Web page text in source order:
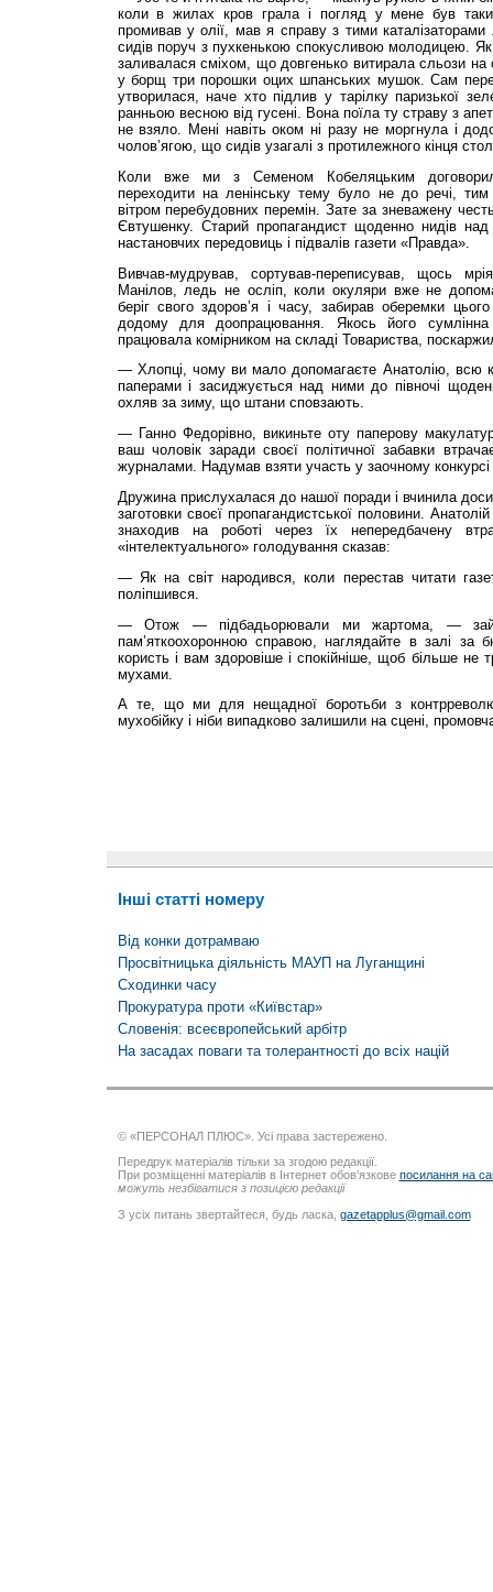
коли в жилах кров грала і погляд у мене був
промивав у олії, мав я справу з тими
сидів поруч з пухкенькою спокусливою молодицею. Як
заливалася сміхом, що довгенько витирала сльози на
у борщ три порошки оцих шпанських мушок. Сам
утворилася, наче хто підлив у тарілку паризької
ранньою весною від гусені. Вона поїла ту страву з
не взяло. Мені навіть оком ні разу не моргнула і
чолов’ягою, що сидів узагалі з протилеж­ного кінця
Коли вже ми з Семеном Кобеляцьким
переходити на ленінську тему було не до речі,
вітром перебудовних перемін. Зате за зневажену
Євтушенку. Старий пропагандист щоденно нидів над
настановчих передовиць і підвалів газети «Правда».
Вивчав-мудрував, сортував-переписував, щось
Манілов, ледь не осліп, коли окуляри вже не
беріг свого здоров’я і часу, забирав оберемки
додому для доопрацювання. Якось його
працювала комірником на складі Товариства,
— Хлопці, чому ви мало допомагаєте Анатолію, всю
паперами і засиджується над ними до півночі
охляв за зиму, що штани сповзають.
— Ганно Федорівно, викиньте оту паперову
ваш чоловік заради своєї політичної забавки
журналами. Надумав взяти участь у заочному конкурсі
Дружина прислухалася до нашої поради і вчинила
заготовки своєї пропагандистської половини.
знаходив на роботі через їх непередбачену
«інтелектуального» голодування сказав:
— Як на світ народився, коли перестав читати
поліпшився.
— Отож — підбадьорювали ми жартома, —
пам’яткоохоронною справою, наглядайте в залі за
користь і вам здоровіше і спокійніше, щоб більше не
мухами.
А те, що ми для нещадної боротьби з
мухобійку і ніби випадково залишили на сцені,
Інші статті номеру
Від конки дотрамваю
Просвітницька діяльність МАУП на Луганщині
Сходинки часу
Прокуратура проти «Київстар»
Словенія: всеєвропейський арбітр
На засадах поваги та толерантності до всіх націй
© «ПЕРСОНАЛ ПЛЮС». Усі права застережено.
Передрук матеріалів тільки за згодою редакції.
При розміщенні матеріалів в Інтернет обов’язкове посилання на
можуть незбігатися з позицією редакції
З усіх питань звертайтеся, будь ласка, gazetapplus@gmail.com